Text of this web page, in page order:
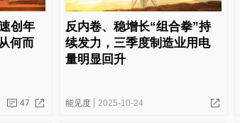
创年
何而
47
反内卷、稳增长“组合拳”持
续发力，三季度制造业用电
量明显回升
能见度 2025-10-24